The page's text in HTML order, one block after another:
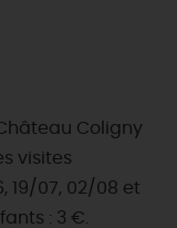
Coligny
visites
19/07, 02/08 et
: 3 €.